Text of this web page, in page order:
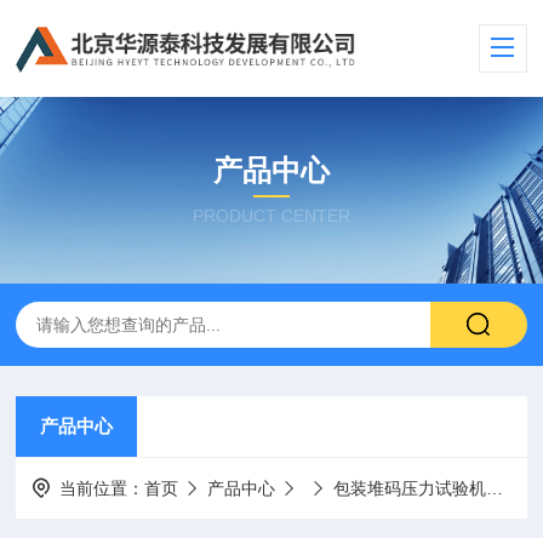
产品中心
PRODUCT CENTER
产品中心
当前位置：首页 产品中心 包装堆码压力试验机